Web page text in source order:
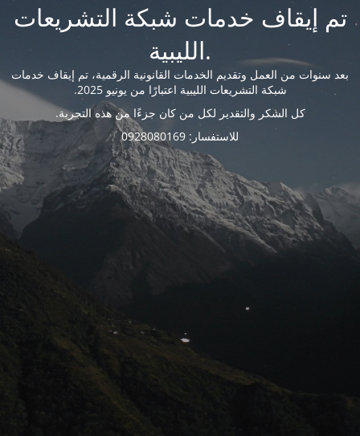
تم إيقاف خدمات شبكة التشريعات
الليبية.
بعد سنوات من العمل وتقديم الخدمات القانونية الرقمية، تم إيقاف خدمات
شبكة التشريعات الليبية اعتبارًا من يونيو 2025.
كل الشكر والتقدير لكل من كان جزءًا من هذه التجربة.
للاستفسار: 0928080169